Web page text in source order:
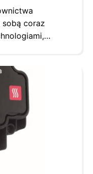
coraz
z
Fresh
TacoFlow2
wodę do
rozwiązanie
Seewald,